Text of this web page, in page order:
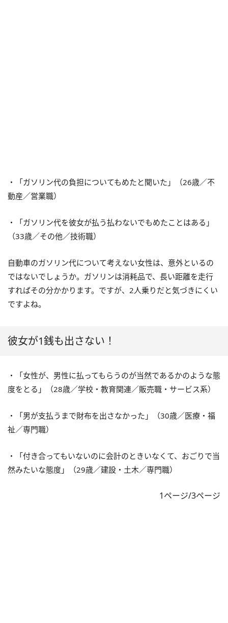
・「ガソリン代の負担についてもめたと聞いた」（26歳／不
動産／営業職）
・「ガソリン代を彼女が払う払わないでもめたことはある」
（33歳／その他／技術職）
自動車のガソリン代について考えない女性は、意外といるの
ではないでしょうか。ガソリンは消耗品で、長い距離を走行
すればその分かかります。ですが、2人乗りだと気づきにくい
ですよね。
彼女が1銭も出さない！
・「女性が、男性に払ってもらうのが当然であるかのような態
度をとる」（28歳／学校・教育関連／販売職・サービス系）
・「男が支払うまで財布を出さなかった」（30歳／医療・福
祉／専門職）
・「付き合ってもいないのに会計のときいなくて、おごりで当
然みたいな態度」（29歳／建設・土木／専門職）
1ページ/3ページ